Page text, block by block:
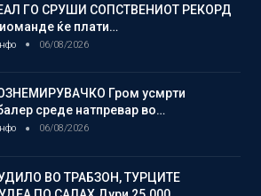
ГО СРУШИ СОПСТВЕНИОТ РЕКОРД
ќе плати…
06/08/2026
Гром усмрти
среде натпревар во…
06/08/2026
ВО ТРАБЗОН, ТУРЦИТЕ